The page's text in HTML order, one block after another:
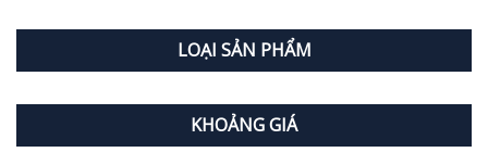
LOẠI SẢN PHẨM
KHOẢNG GIÁ